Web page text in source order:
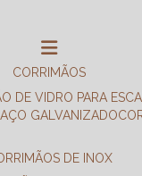
CORRIMÃOS
DE VIDRO PARA
AÇO GALVANIZADO
DE INOX